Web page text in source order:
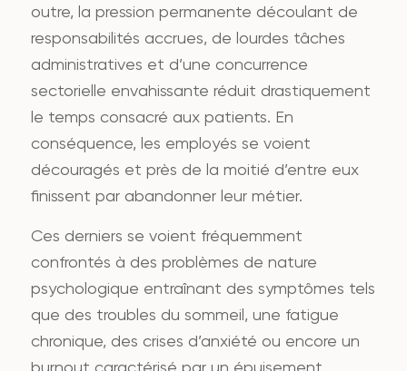
outre, la pression permanente découlant de
responsabilités accrues, de lourdes tâches
administratives et d’une concurrence
sectorielle envahissante réduit drastiquement
le temps consacré aux patients. En
conséquence, les employés se voient
découragés et près de la moitié d’entre eux
finissent par abandonner leur métier.
Ces derniers se voient fréquemment
confrontés à des problèmes de nature
psychologique entraînant des symptômes tels
que des troubles du sommeil, une fatigue
chronique, des crises d’anxiété ou encore un
burnout caractérisé par un épuisement